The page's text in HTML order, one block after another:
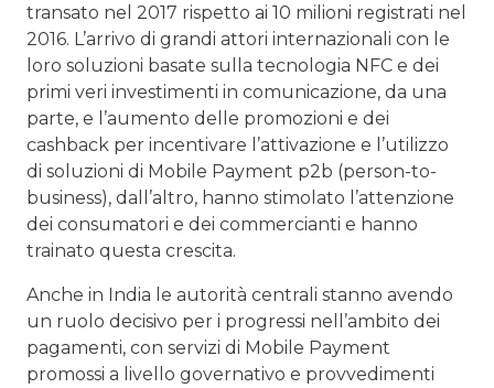
transato nel 2017 rispetto ai 10 milioni registrati nel
2016. L’arrivo di grandi attori internazionali con le
loro soluzioni basate sulla tecnologia NFC e dei
primi veri investimenti in comunicazione, da una
parte, e l’aumento delle promozioni e dei
cashback per incentivare l’attivazione e l’utilizzo
di soluzioni di Mobile Payment p2b (person-to-
business), dall’altro, hanno stimolato l’attenzione
dei consumatori e dei commercianti e hanno
trainato questa crescita.
Anche in India le autorità centrali stanno avendo
un ruolo decisivo per i progressi nell’ambito dei
pagamenti, con servizi di Mobile Payment
promossi a livello governativo e provvedimenti